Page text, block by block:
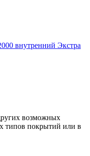
внутренний Экстра
возможных
типов покрытий или в